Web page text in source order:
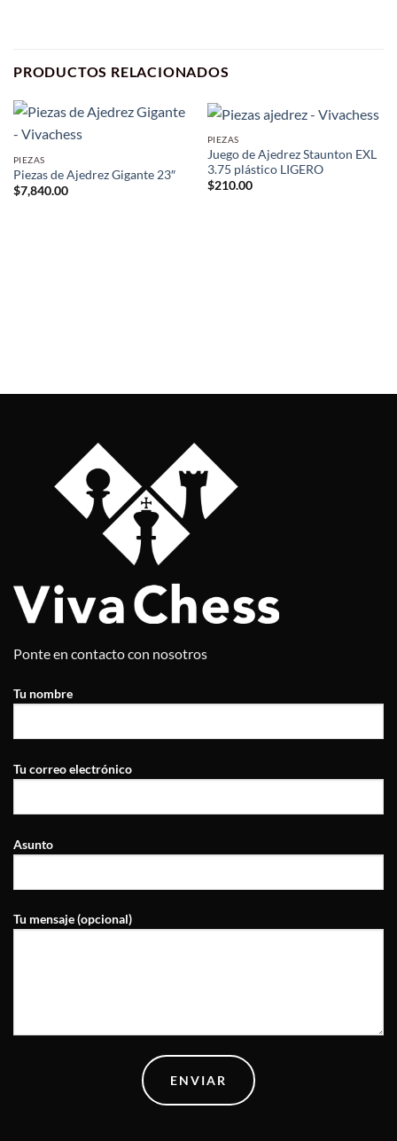
PRODUCTOS RELACIONADOS
PIEZAS
Piezas de Ajedrez Gigante 23″
$7,840.00
PIEZAS
Juego de Ajedrez Staunton EXL
3.75 plástico LIGERO
$210.00
Ponte en contacto con nosotros
Tu nombre
Tu correo electrónico
Asunto
Tu mensaje (opcional)